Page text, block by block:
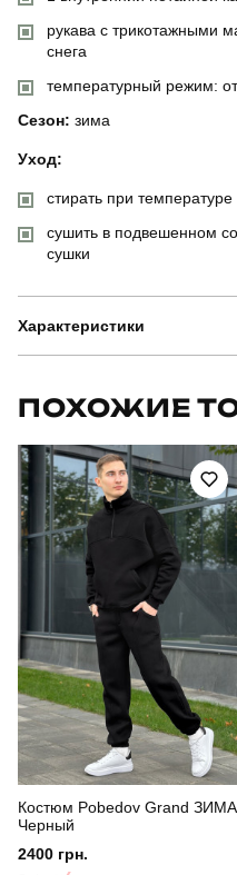
рукава с трикотажными
снега
температурный режим:
Сезон: зима
Уход:
стирать при
сушить в подвешенном
сушки
Характеристики
Артикул
Призначення
Країна - виробник
ПОХОЖИЕ
Костюм Pobedov Grand ЗИМА
Черный
2400 грн.